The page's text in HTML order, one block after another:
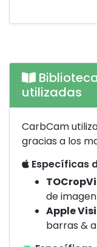
utilizadas
CarbCam
gracias a los
Específicas
de imagen
Apple
barras &